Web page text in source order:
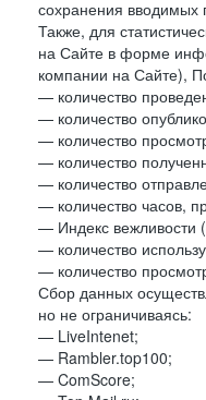
сохранения вводимых
Также, для
на Сайте в форме
компании на Сайте),
— количество
— количество
— количество
— количество
— количество
— количество часов,
— Индекс вежливости
— количество
— количество
Сбор данных
но не ограничиваясь:
— LiveIntenet;
— Rambler.top100;
— ComScore;